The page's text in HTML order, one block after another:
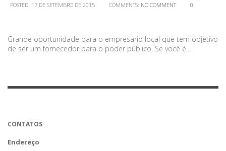
POSTED: 17 DE SETEMBRO DE 2015 COMMENTS: NO COMMENT 0
Grande oportunidade para o empresário local que tem objetivo
de ser um fornecedor para o poder público. Se você é…
CONTATOS
Endereço